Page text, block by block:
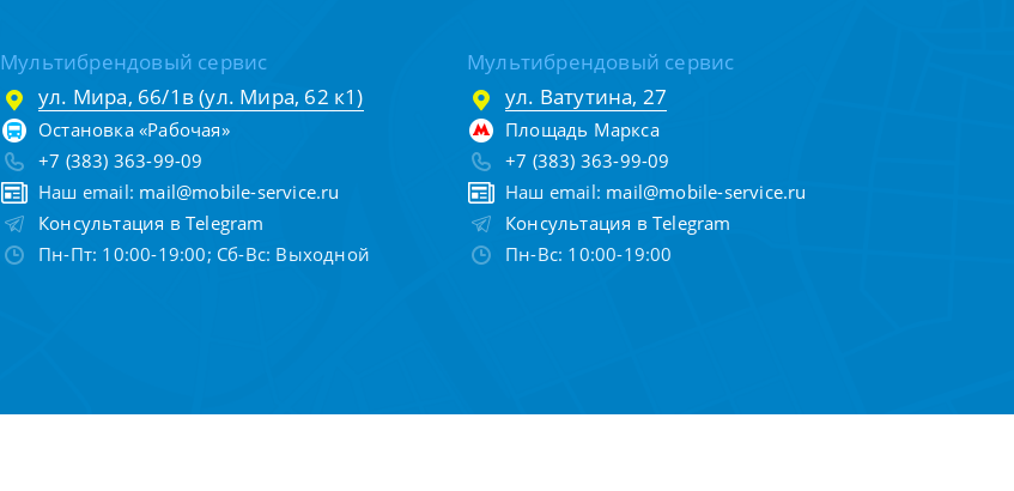
Мультибрендовый сервис
ул. Мира, 66/1в (ул. Мира, 62 к1)
Остановка «Рабочая»
+7 (383) 363-99-09
Наш email: mail@mobile-service.ru
Консультация в Telegram
Пн-Пт: 10:00-19:00; Сб-Вс: Выходной
Мультибрендовый сервис
ул. Ватутина, 27
Площадь Маркса
+7 (383) 363-99-09
Наш email: mail@mobile-service.ru
Консультация в Telegram
Пн-Вс: 10:00-19:00